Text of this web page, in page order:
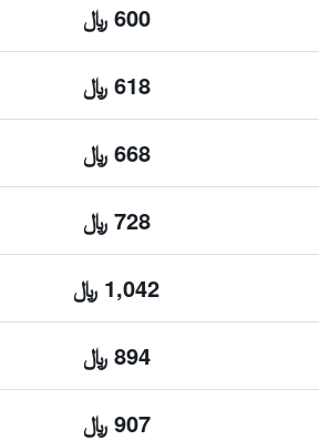
600 ﷼
618 ﷼
668 ﷼
728 ﷼
1,042 ﷼
894 ﷼
907 ﷼